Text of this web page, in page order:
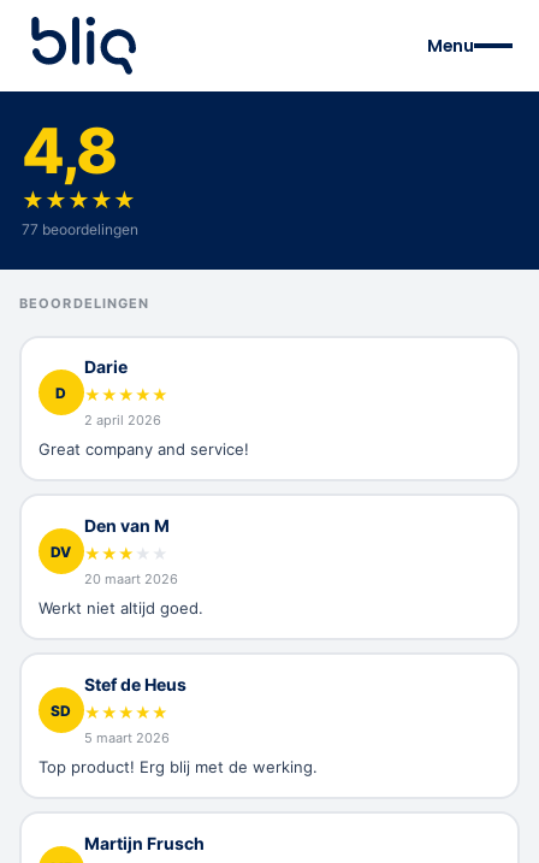
Menu
4,8
★★★★★
77 beoordelingen
BEOORDELINGEN
D
Darie
★★★★★
2 april 2026
Great company and service!
DV
Den van M
★★★ ★ ★
20 maart 2026
Werkt niet altijd goed.
SD
Stef de Heus
★★★★★
5 maart 2026
Top product! Erg blij met de werking.
Martijn Frusch